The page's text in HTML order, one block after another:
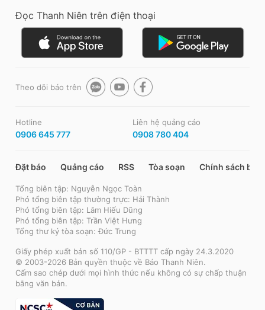
Đọc Thanh Niên trên điện thoại
Theo dõi báo trên
Hotline
0906 645 777
Liên hệ quảng cáo
0908 780 404
Đặt báo Quảng cáo RSS Tòa soạn Chính sách bảo
Tổng biên tập: Nguyễn Ngọc Toàn
Phó tổng biên tập thường trực: Hải Thành
Phó tổng biên tập: Lâm Hiếu Dũng
Phó tổng biên tập: Trần Việt Hưng
Tổng thư ký tòa soạn: Đức Trung
Giấy phép xuất bản số 110/GP - BTTTT cấp ngày 24.3.2020
© 2003-2026 Bản quyền thuộc về Báo Thanh Niên.
Cấm sao chép dưới mọi hình thức nếu không có sự chấp thuận
bằng văn bản.